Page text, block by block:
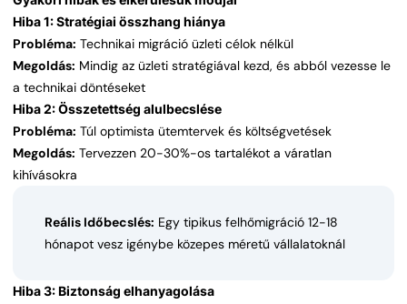
Hiba 1: Stratégiai összhang hiánya
Probléma: Technikai migráció üzleti célok nélkül
Megoldás: Mindig az üzleti stratégiával kezd, és abból vezesse le
a technikai döntéseket
Hiba 2: Összetettség alulbecslése
Probléma: Túl optimista ütemtervek és költségvetések
Megoldás: Tervezzen 20-30%-os tartalékot a váratlan
kihívásokra
Reális Időbecslés: Egy tipikus felhőmigráció 12-18
hónapot vesz igénybe közepes méretű vállalatoknál
Hiba 3: Biztonság elhanyagolása